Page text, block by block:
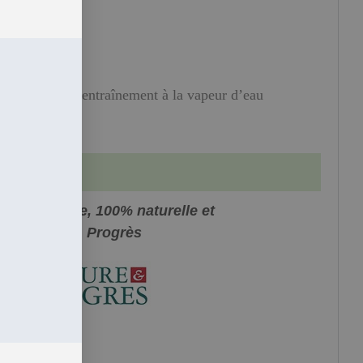
par entraînement à la vapeur d’eau
intégrale, 100% naturelle et
Nature & Progrès